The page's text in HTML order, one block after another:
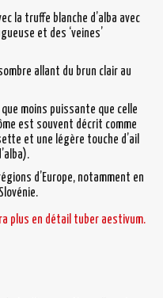
la truffe blanche d’alba avec
et des ‘veines’
allant du brun clair au
moins puissante que celle
est souvent décrit comme
et une légère touche d’ail
d’Europe, notamment en
plus en détail tuber aestivum.